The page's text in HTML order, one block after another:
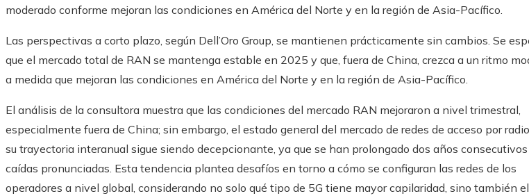
moderado conforme mejoran las condiciones en América del Norte y en la región de Asia-Pacífico.
Las perspectivas a corto plazo, según Dell’Oro Group, se mantienen prácticamente sin cambios. Se
que el mercado total de RAN se mantenga estable en 2025 y que, fuera de China, crezca a un ritmo
a medida que mejoran las condiciones en América del Norte y en la región de Asia-Pacífico.
El análisis de la consultora muestra que las condiciones del mercado RAN mejoraron a nivel trimestral,
especialmente fuera de China; sin embargo, el estado general del mercado de redes de acceso por
su trayectoria interanual sigue siendo decepcionante, ya que se han prolongado dos años consecutivos
caídas pronunciadas. Esta tendencia plantea desafíos en torno a cómo se configuran las redes de los
operadores a nivel global, considerando no solo qué tipo de 5G tiene mayor capilaridad, sino también el